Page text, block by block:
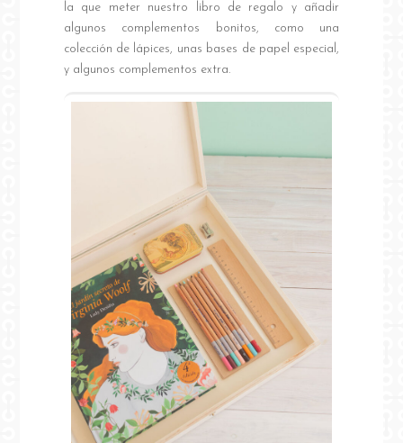
la que meter nuestro libro de regalo y añadir
algunos complementos bonitos, como una
colección de lápices, unas bases de papel especial,
y algunos complementos extra.